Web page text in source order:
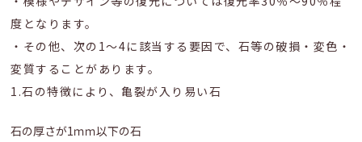
度となります。
・その他、次の1〜4に該当する要因で、石等の破損・変色・
変質することがあります。
1.石の特徴により、亀裂が入り易い石
石の厚さが1ｍｍ以下の石